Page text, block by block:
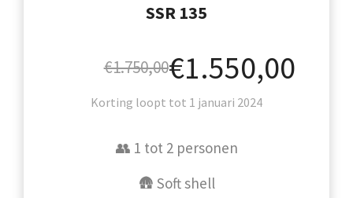
SSR 135
€1.750,00€1.550,00
Korting loopt tot 1 januari 2024
👥 1 tot 2 personen
🛖 Soft shell